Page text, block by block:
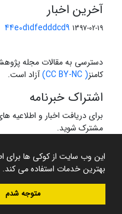
این وب سایت از کوکی ها برای
بهترین خدمات استفاده می کند.
متوجه شدم
آخرین اخبار
44e0d1dfedddcd9 1397-02-19
دسترسی به مقالات مجله
کامنز( CC BY-NC) آزاد است.
اشتراک خبرنامه
برای دریافت اخبار و اطلاعیه
مشترک شوید.
سامانه مدیریت نشریات علمی.